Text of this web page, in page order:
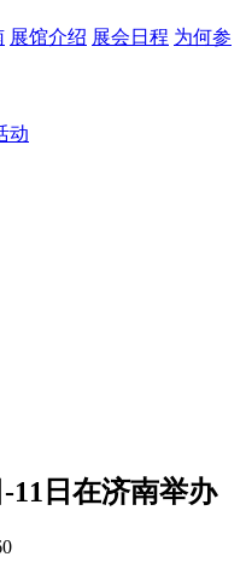
展馆介绍 展会日程 为何参
动
11日在济南举办